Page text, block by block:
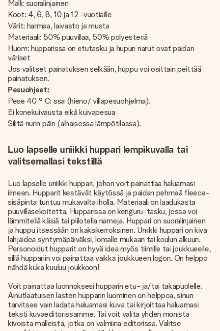
Malli: suoralinjainen
Koot: 4, 6, 8, 10 ja 12 -vuotiaille
Värit: harmaa, laivasto ja musta
Materiaali: 50% puuvillaa, 50% polyesteriä
Huom: hupparissa on etutasku ja hupun narut ovat paidan
väriset
Jos valitset painatuksen selkään, huppu voi osittain peittää
painatuksen.
Pesuohjeet:
Pese 40 ° C: ssa (hieno/ villapesuohjelma).
Ei konekuivausta eikä kuivapesua
Silitä nurin päin (alhaisessa lämpötilassa).
Luo lapselle uniikki huppari lempikuvalla tai
valitsemallasi tekstillä
Luo lapselle uniikki huppari, johon voit painattaa haluamasi
ilmeen. Hupparit kestävät käytössä ja paidan pehmeä fleece-
sisäpinta tuntuu mukavalta iholla. Materiaali on laadukasta
puuvillasekoitetta. Hupparissa on kenguru-tasku, jossa voi
lämmitellä käsiä tai piilotella nameja. Huppari on suoralinjainen
ja huppu itsessään on kaksikerroksinen. Uniikki huppari on kiva
lahjaidea syntymäpäiväksi, lomalle mukaan tai koulun alkuun.
Personoidut hupparit on hyvä idea myös tiimille tai joukkueelle,
sillä huppariin voi painattaa vaikka joukkueen logon. On helppo
nähdä kuka kuuluu joukkoon!
Voit painattaa luonnoksesi hupparin etu- ja/tai takapuolelle.
Ainutlaatuisen lasten hupparin luominen on helppoa, sinun
tarvitsee vain ladata haluamasi kuva tai kirjoittaa haluamasi
teksti kuvaeditorissamme. Tai voit valita yhden monista
kivoista malleista, jotka on valmiina editorissa. Valitse